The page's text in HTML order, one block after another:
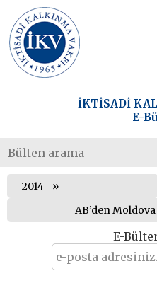
İKTİSADİ
E-
2014
AB’den
E-